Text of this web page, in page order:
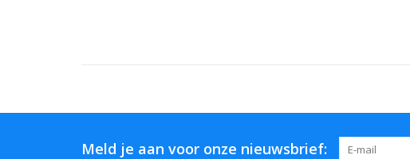
Meld je aan voor onze nieuwsbrief: